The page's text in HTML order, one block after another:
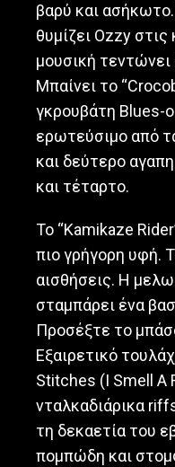
βαρύ και
θυμίζει Ozzy
μουσική τεντώνει
Μπαίνει το
γκρουβάτη Blues-
ερωτεύσιμο από
και δεύτερο
και τέταρτο.
Το “Kamikaze
πιο γρήγορη υφή.
αισθήσεις. Η
σταμπάρει ένα
Προσέξτε το
Εξαιρετικό
Stitches (I Smell A
νταλκαδιάρικα
τη δεκαετία του
πομπώδη και